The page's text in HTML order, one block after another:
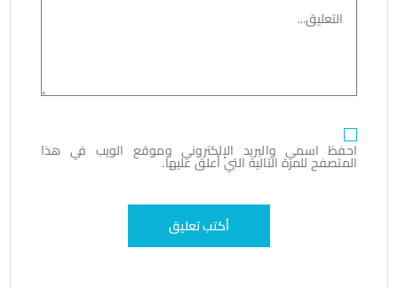
احفظ اسمي والبريد الإلكتروني وموقع الويب في هذا
المتصفح للمرة التالية التي أعلق عليها.